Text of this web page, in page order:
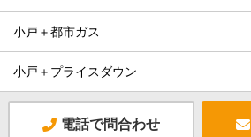
小戸＋都市ガス
小戸＋プライスダウン
電話で問合わせ